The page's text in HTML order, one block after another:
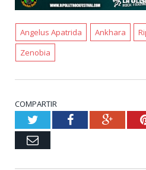
Angelus Apatrida Ankhara
Zenobia
COMPARTIR
TwitterFacebook
Email